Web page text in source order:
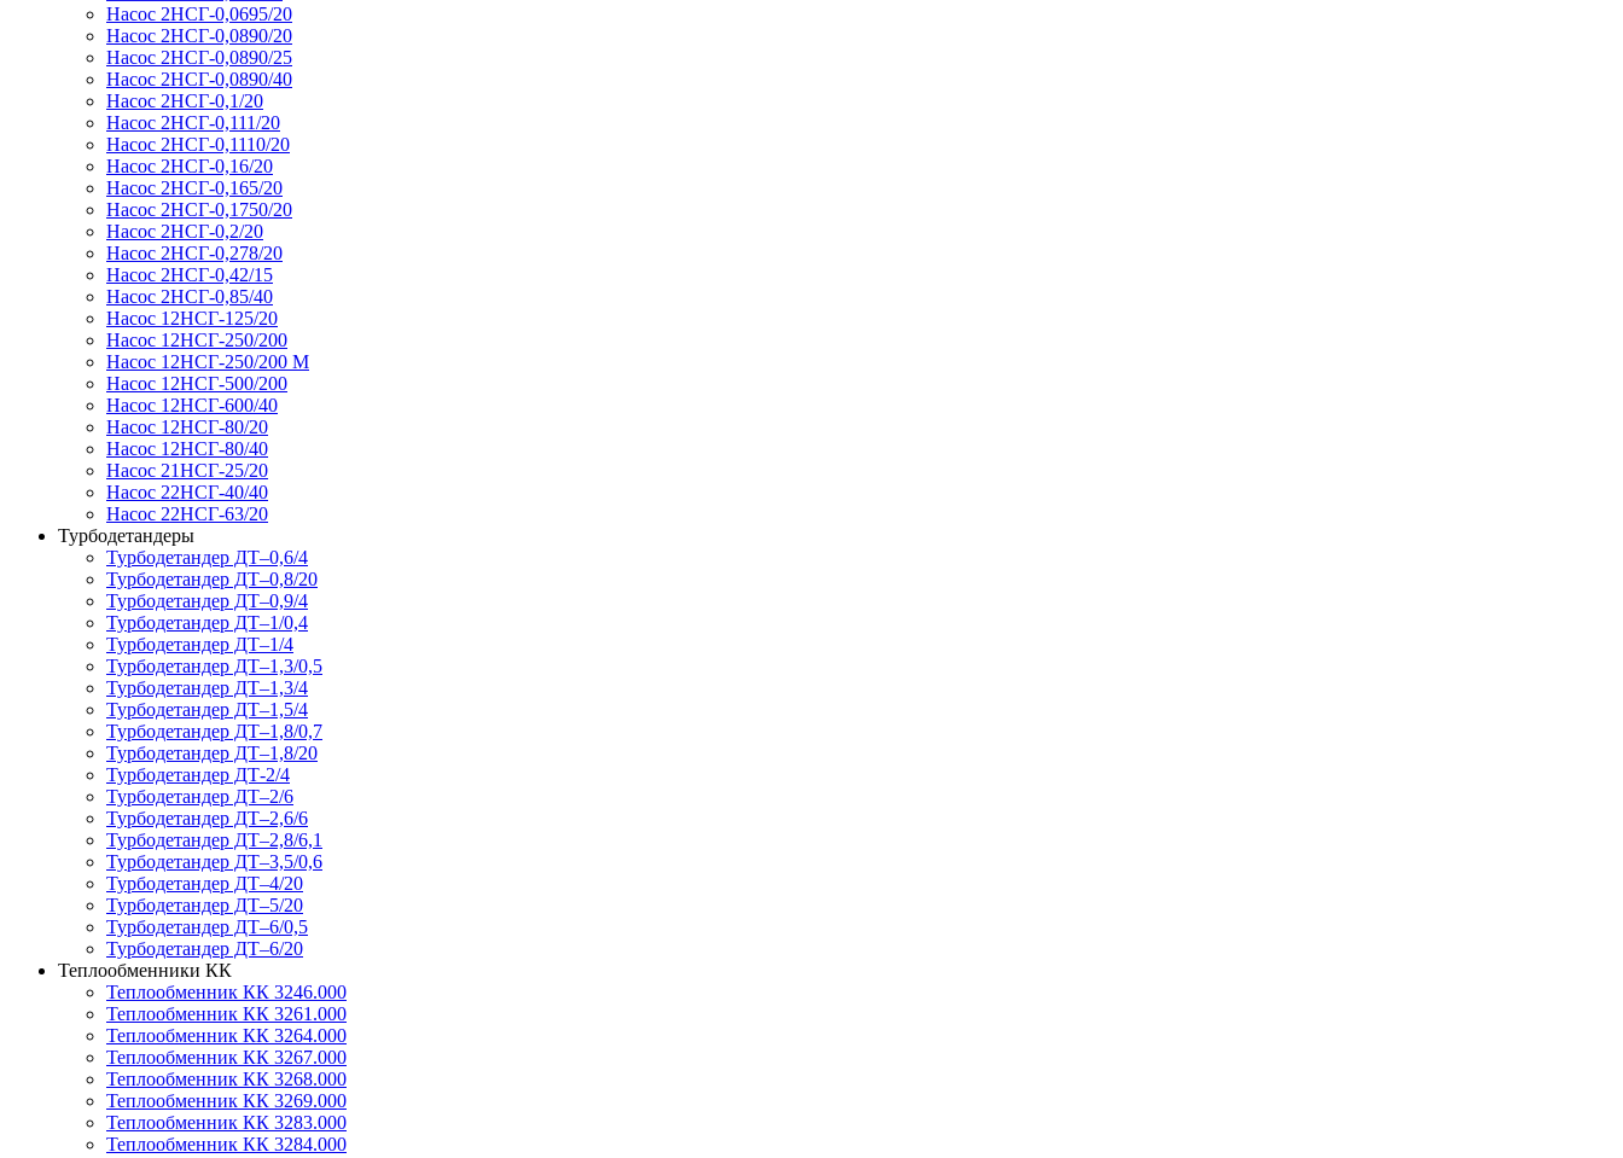
Насос 2НСГ-0,0695/20
Насос 2НСГ-0,0890/20
Насос 2НСГ-0,0890/25
Насос 2НСГ-0,0890/40
Насос 2НСГ-0,1/20
Насос 2НСГ-0,111/20
Насос 2НСГ-0,1110/20
Насос 2НСГ-0,16/20
Насос 2НСГ-0,165/20
Насос 2НСГ-0,1750/20
Насос 2НСГ-0,2/20
Насос 2НСГ-0,278/20
Насос 2НСГ-0,42/15
Насос 2НСГ-0,85/40
Насос 12НСГ-125/20
Насос 12НСГ-250/200
Насос 12НСГ-250/200 М
Насос 12НСГ-500/200
Насос 12НСГ-600/40
Насос 12НСГ-80/20
Насос 12НСГ-80/40
Насос 21НСГ-25/20
Насос 22НСГ-40/40
Насос 22НСГ-63/20
Турбодетандеры
Турбодетандер ДТ–0,6/4
Турбодетандер ДТ–0,8/20
Турбодетандер ДТ–0,9/4
Турбодетандер ДТ–1/0,4
Турбодетандер ДТ–1/4
Турбодетандер ДТ–1,3/0,5
Турбодетандер ДТ–1,3/4
Турбодетандер ДТ–1,5/4
Турбодетандер ДТ–1,8/0,7
Турбодетандер ДТ–1,8/20
Турбодетандер ДТ-2/4
Турбодетандер ДТ–2/6
Турбодетандер ДТ–2,6/6
Турбодетандер ДТ–2,8/6,1
Турбодетандер ДТ–3,5/0,6
Турбодетандер ДТ–4/20
Турбодетандер ДТ–5/20
Турбодетандер ДТ–6/0,5
Турбодетандер ДТ–6/20
Теплообменники КК
Теплообменник КК 3246.000
Теплообменник КК 3261.000
Теплообменник КК 3264.000
Теплообменник КК 3267.000
Теплообменник КК 3268.000
Теплообменник КК 3269.000
Теплообменник КК 3283.000
Теплообменник КК 3284.000